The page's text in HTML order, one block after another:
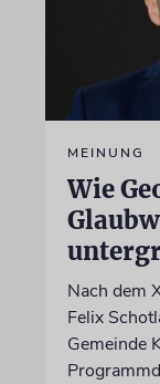
MEINUNG
Wie
Nach dem
Felix
Gemeinde